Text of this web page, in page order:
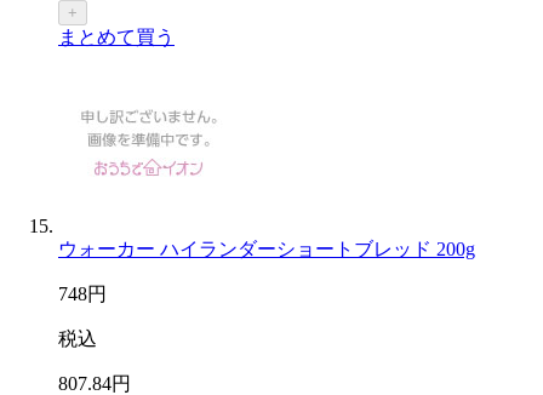
+
まとめて買う
ウォーカー ハイランダーショートブレッド 200g
748円
税込
807.84円